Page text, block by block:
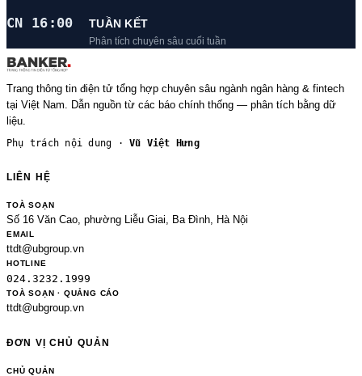
CN 16:00 TUẦN KẾT
Phân tích chuyên sâu cuối tuần
Trang thông tin điện tử tổng hợp chuyên sâu ngành ngân hàng & fintech
tại Việt Nam. Dẫn nguồn từ các báo chính thống — phân tích bằng dữ
liệu.
Phụ trách nội dung ·Vũ Việt Hưng
LIÊN HỆ
TOÀ SOẠN
Số 16 Văn Cao, phường Liễu Giai, Ba Đình, Hà Nội
EMAIL
ttdt@ubgroup.vn
HOTLINE
024.3232.1999
TOÀ SOẠN · QUẢNG CÁO
ttdt@ubgroup.vn
ĐƠN VỊ CHỦ QUẢN
CHỦ QUẢN